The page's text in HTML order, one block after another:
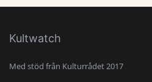
Kultwatch
Med stöd från Kulturrådet 2017